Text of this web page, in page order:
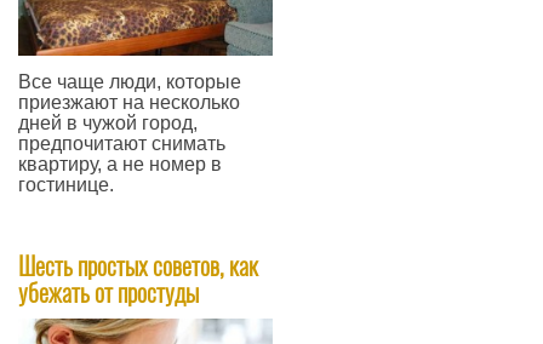
Все чаще люди, которые
приезжают на несколько
дней в чужой город,
предпочитают снимать
квартиру, а не номер в
гостинице.
Шесть простых советов, как
убежать от простуды